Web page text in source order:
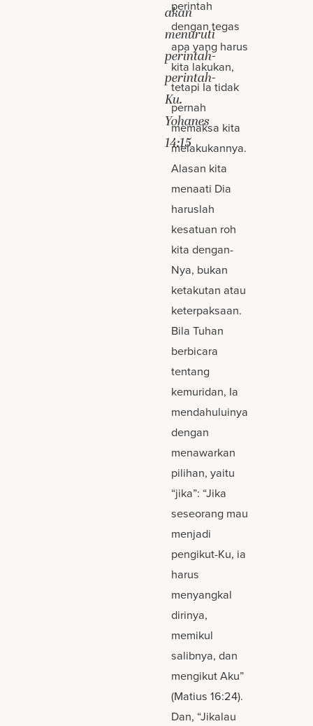
akan
menuruti
perintah-
perintah-
Ku.
Yohanes
14:15
perintah
dengan tegas
apa yang harus
kita lakukan,
tetapi Ia tidak
pernah
memaksa kita
melakukannya.
Alasan kita
menaati Dia
haruslah
kesatuan roh
kita dengan-
Nya, bukan
ketakutan atau
keterpaksaan.
Bila Tuhan
berbicara
tentang
kemuridan, Ia
mendahuluinya
dengan
menawarkan
pilihan, yaitu
“jika”: “Jika
seseorang mau
menjadi
pengikut-Ku, ia
harus
menyangkal
dirinya,
memikul
salibnya, dan
mengikut Aku”
(Matius 16:24).
Dan, “Jikalau